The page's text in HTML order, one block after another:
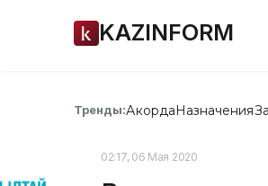
KAZINFORM
Тренды:АкордаНазначения
02:17, 06 Мая 2020